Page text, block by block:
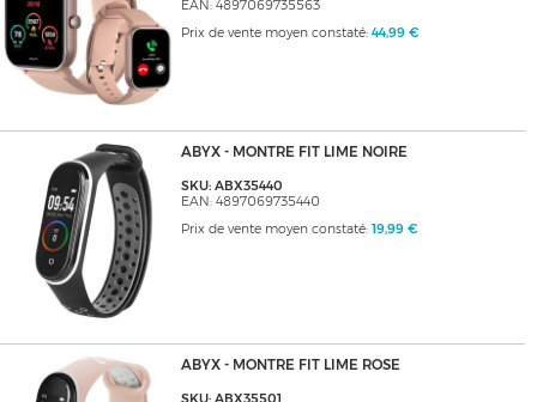
EAN: 4897069735563
Prix de vente moyen constaté: 44,99 €
ABYX - MONTRE FIT LIME NOIRE
SKU: ABX35440
EAN: 4897069735440
Prix de vente moyen constaté: 19,99 €
ABYX - MONTRE FIT LIME ROSE